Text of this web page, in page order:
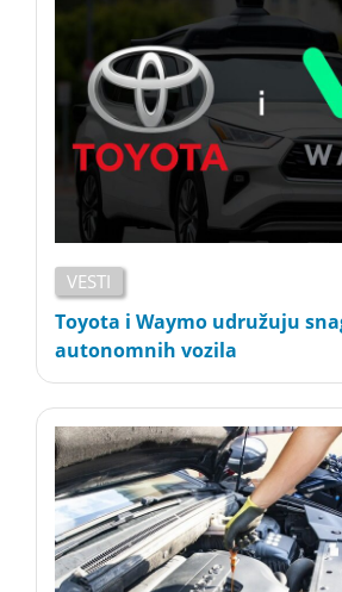
VESTI
Toyota i Waymo udružuju
autonomnih vozila